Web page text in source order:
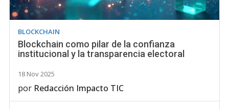
BLOCKCHAIN
Blockchain como pilar de la confianza
institucional y la transparencia electoral
18 Nov 2025
por Redacción Impacto TIC